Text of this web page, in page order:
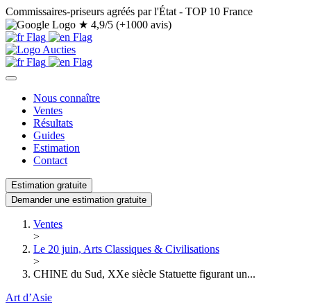
Commissaires-priseurs agréés par l'État - TOP 10 France
★ 4,9/5 (+1000 avis)
Nous connaître
Ventes
Résultats
Guides
Estimation
Contact
Estimation gratuite
Demander une estimation gratuite
Ventes
>
Le 20 juin, Arts Classiques & Civilisations
>
CHINE du Sud, XXe siècle Statuette figurant un...
Art d’Asie